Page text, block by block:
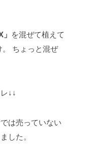
を混ぜて植えて
ちょっと混ぜ
↓↓
は売っていない
した。